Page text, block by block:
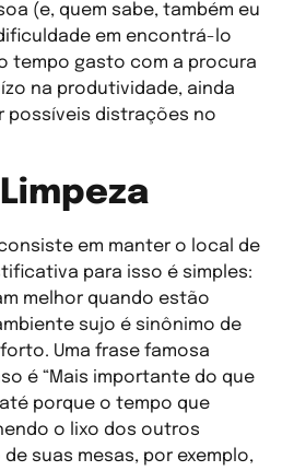
(e, quem sabe, também eu
em encontrá-lo
tempo gasto com a procura
na produtividade, ainda
possíveis distrações no
em manter o local de
para isso é simples:
melhor quando estão
sujo é sinônimo de
Uma frase famosa
é “Mais importante do que
porque o tempo que
o lixo dos outros
suas mesas, por exemplo,